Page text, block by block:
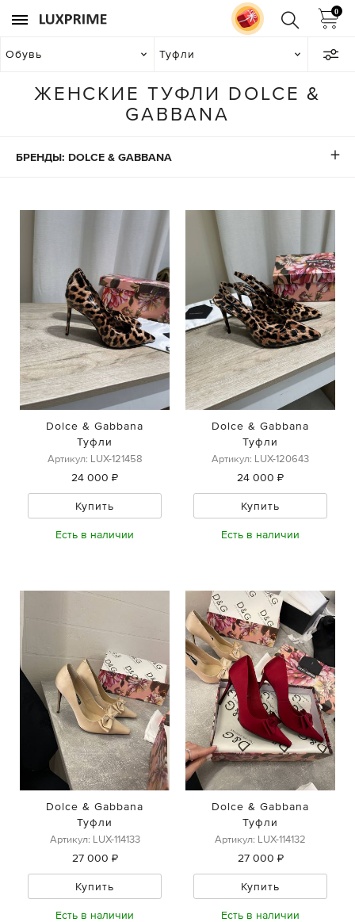
0
Обувь Туфли
ЖЕНСКИЕ ТУФЛИ DOLCE &
GABBANA
БРЕНДЫ: DOLCE & GABBANA
Dolce & Gabbana
Туфли
Артикул: LUX-121458
24 000 ₽
Купить
Есть в наличии
Dolce & Gabbana
Туфли
Артикул: LUX-120643
24 000 ₽
Купить
Есть в наличии
Dolce & Gabbana
Туфли
Артикул: LUX-114133
27 000 ₽
Купить
Есть в наличии
Dolce & Gabbana
Туфли
Артикул: LUX-114132
27 000 ₽
Купить
Есть в наличии